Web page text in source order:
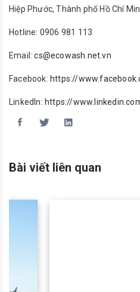
Hiệp Phước, Thành phố Hồ Chí Min
Hotline: 0906 981 113
Email:cs@ecowash.net.vn
Facebook: https://
LinkedIn: https://
Bài viết liên quan